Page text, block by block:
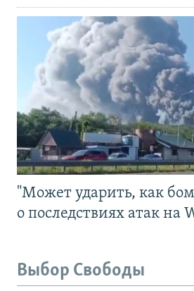
"Может ударить, как
о последствиях атак на
Выбор Свободы